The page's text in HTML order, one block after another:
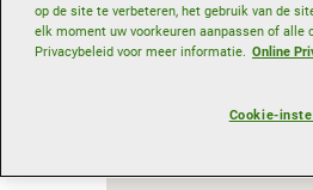
op de site te verbeteren, het gebruik van de
elk moment uw voorkeuren aanpassen of alle
Privacybeleid voor meer informatie. Online
Cookie-